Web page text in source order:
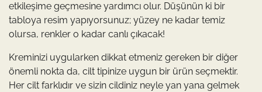
etkileşime geçmesine yardımcı olur. Düşünün ki bir
tabloya resim yapıyorsunuz; yüzey ne kadar temiz
olursa, renkler o kadar canlı çıkacak!
Kreminizi uygularken dikkat etmeniz gereken bir diğer
önemli nokta da, cilt tipinize uygun bir ürün seçmektir.
Her cilt farklıdır ve sizin cildiniz neyle yan yana gelmek